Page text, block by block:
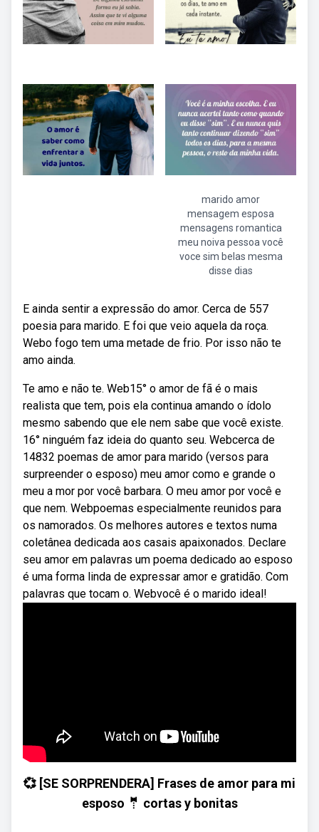
marido amor
mensagem esposa
mensagens romantica
meu noiva pessoa você
voce sim belas mesma
disse dias
E ainda sentir a expressão do amor. Cerca de 557
poesia para marido. E foi que veio aquela da roça.
Webo fogo tem uma metade de frio. Por isso não te
amo ainda.
Te amo e não te. Web15° o amor de fã é o mais
realista que tem, pois ela continua amando o ídolo
mesmo sabendo que ele nem sabe que você existe.
16° ninguém faz ideia do quanto seu. Webcerca de
14832 poemas de amor para marido (versos para
surpreender o esposo) meu amor como e grande o
meu a mor por você barbara. O meu amor por você e
que nem. Webpoemas especialmente reunidos para
os namorados. Os melhores autores e textos numa
coletânea dedicada aos casais apaixonados. Declare
seu amor em palavras um poema dedicado ao esposo
é uma forma linda de expressar amor e gratidão. Com
palavras que tocam o. Webvocê é o marido ideal!
💞 [SE SORPRENDERA] Frases de amor para mi
esposo 🤵 cortas y bonitas